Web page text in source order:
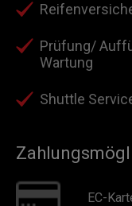
Prüfung/
Wartung
Shuttle
EC-